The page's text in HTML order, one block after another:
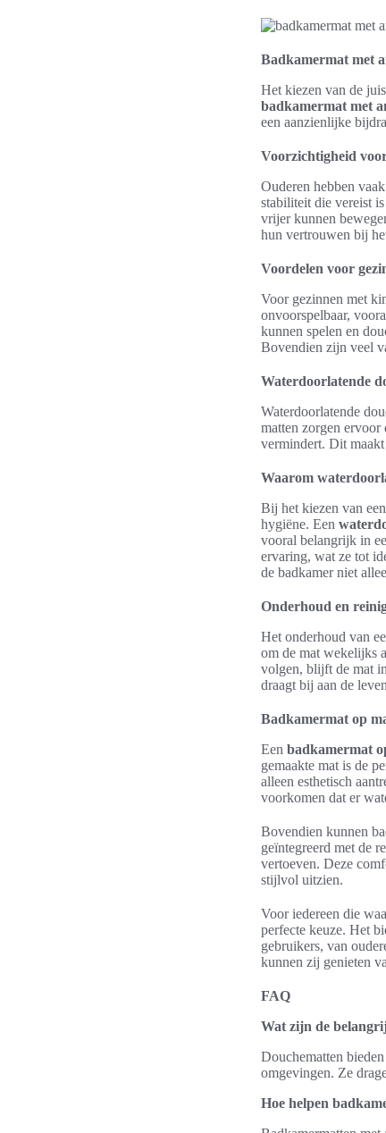
Badkamermat met
Het kiezen van de
badkamermat met
een aanzienlijke
Voorzichtigheid
Ouderen hebben
stabiliteit die vereist
vrijer kunnen
hun vertrouwen bij
Voordelen voor
Voor gezinnen met
onvoorspelbaar,
kunnen spelen en
Bovendien zijn veel
Waterdoorlatende
Waterdoorlatende
matten zorgen ervoor
vermindert. Dit maakt
Waarom
Bij het kiezen van
hygiëne. Een
vooral belangrijk in
ervaring, wat ze tot
de badkamer niet
Onderhoud en
Het onderhoud van
om de mat wekelijks
volgen, blijft de mat
draagt bij aan de
Badkamermat op
Een badkamermat
gemaakte mat is de
alleen esthetisch
voorkomen dat er
Bovendien kunnen
geïntegreerd met de
vertoeven. Deze
stijlvol uitzien.
Voor iedereen die
perfecte keuze. Het
gebruikers, van
kunnen zij genieten
FAQ
Wat zijn de
Douchematten
omgevingen. Ze
Hoe helpen